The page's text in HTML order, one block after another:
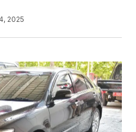
2025